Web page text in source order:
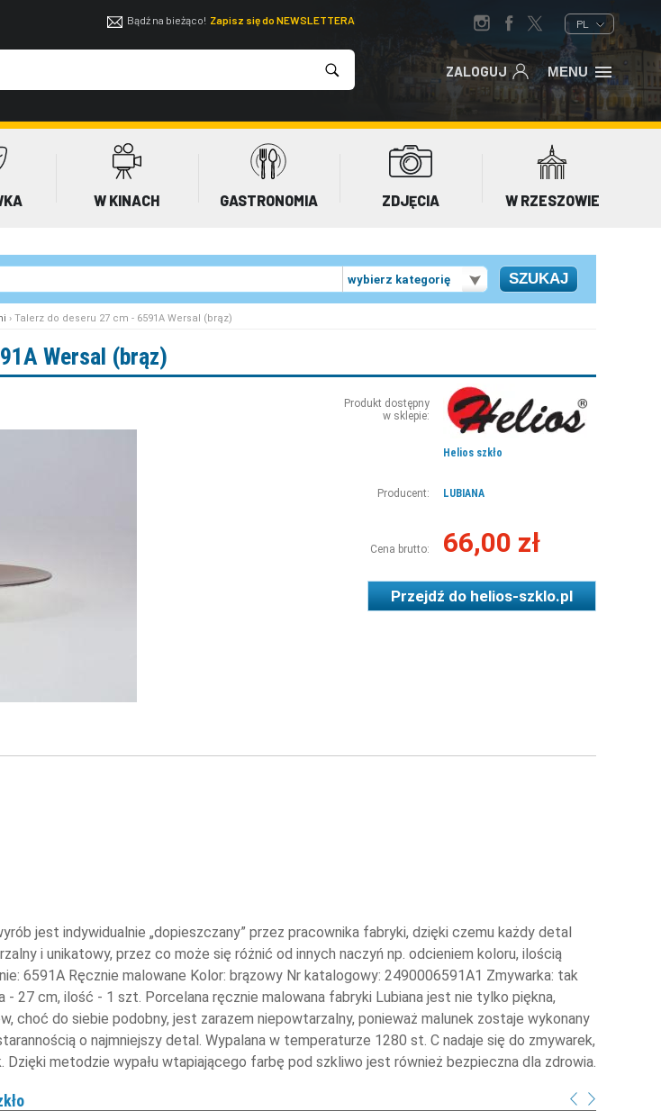
Bądź na bieżąco! Zapisz się do NEWSLETTERA PL
ZALOGUJ MENU
W KINACH GASTRONOMIA ZDJĘCIA W RZESZOWIE
wybierz kategorię
› Talerz do deseru 27 cm - 6591A Wersal (brąz)
Wersal (brąz)
Produkt dostępny
w sklepie:
Helios szkło
Producent: LUBIANA
Cena brutto: 66,00 zł
Przejdź dohelios-szklo.pl
jest indywidualnie „dopieszczany” przez pracownika fabryki, dzięki czemu każdy detal
i unikatowy, przez co może się różnić od innych naczyń np. odcieniem koloru, ilością
6591A Ręcznie malowane Kolor: brązowy Nr katalogowy: 2490006591A1 Zmywarka: tak
27 cm, ilość - 1 szt. Porcelana ręcznie malowana fabryki Lubiana jest nie tylko piękna,
choć do siebie podobny, jest zarazem niepowtarzalny, ponieważ malunek zostaje wykonany
o najmniejszy detal. Wypalana w temperaturze 1280 st. C nadaje się do zmywarek,
metodzie wypału wtapiającego farbę pod szkliwo jest również bezpieczna dla zdrowia.